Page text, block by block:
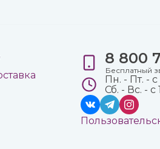
8 800
Бесплатный
Пн. - Пт. -
Сб. - Вс. - с